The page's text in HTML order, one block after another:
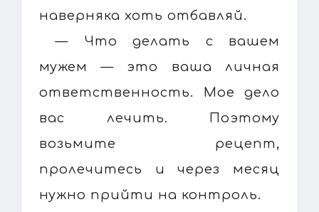
наверняка хоть отбавляй.
— Что делать с вашем
мужем — это ваша личная
ответственность. Мое дело
вас лечить. Поэтому
возьмите рецепт,
пролечитесь и через месяц
нужно прийти на контроль.